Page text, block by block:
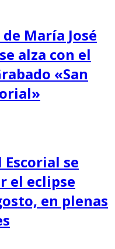
María José
alza con el
«San
Escorial se
el eclipse
en plenas